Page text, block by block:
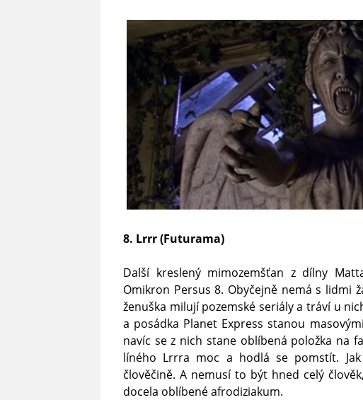
8. Lrrr (Futurama)
Další kreslený mimozemšťan z dílny
Omikron Persus 8. Obyčejně nemá s lidmi
ženuška milují pozemské seriály a tráví u
a posádka Planet Express stanou
navíc se z nich stane oblíbená položka na
líného Lrrra moc a hodlá se pomstít.
člověčině. A nemusí to být hned celý
docela oblíbené afrodiziakum.